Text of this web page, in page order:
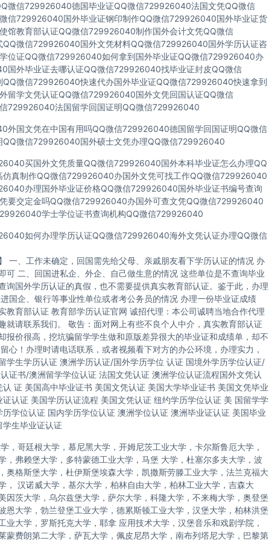
微信729926040德国毕业证QQ微信729926040法国文凭QQ微信
信729926040国外毕业证钢印制作QQ微信729926040国外毕业证货
馆教育部认证QQ微信729926040制作国外会计文凭QQ微信
微信729926040国外文凭材料QQ微信729926040国外学历认证咨
位证QQ微信729926040如何拿到国外毕业证QQ微信729926040办
国外毕业证去哪认证QQ微信729926040找毕业证封皮QQ微信
微信729926040快速代办国外毕业证QQ微信729926040快速拿到
留学文凭认证QQ微信729926040国外文凭回国认证QQ微信
729926040法国留学回国证明QQ微信729926040
外国文凭在中国有用吗QQ微信729926040德国留学回国证明QQ微信
微信729926040国外硕士文凭办理QQ微信729926040
买国外文凭质量QQ微信729926040国外本科毕业证怎么办理QQ
真制作QQ微信729926040办国外文凭可找工作QQ微信729926040
办理国外毕业证价格QQ微信729926040国外毕业证书编号查询
要交定金吗QQ微信729926040办国外可查文凭QQ微信729926040
学士学位证书查询机构QQ微信729926040
如何办理学历认证QQ微信729926040海外文凭认证办理QQ微信
一、工作未确定，回国需先给父母、亲戚朋友看下学历认证的情况 办
可 二、回国进私企、外企、自己做生意的情况 这些单位是不查询毕业
询国外学历认证的真假，也不需要提供真实教育部认证。鉴于此，办理
国企、银行等事业性单位或者考公务员的情况 办理一份毕业证成绩
教育部认证 教育部学历认证官网 诚招代理：本公司诚聘当地合作代理
就请联系我们。 敬告：面对网上有些不良个人中介，真实教育部认证
报价很高，挖坑骗留学学生做和原版差异很大的毕业证和成绩单，却不
心！办理时请电话联系，或者视频看下对方的办公环境，办理实力，
学生学历认证 澳洲学历认证/国外学历学位 认证 国境外学历学位认证/
证书/澳洲留学学位认证 法国文凭认证 澳洲学位认证流程国外文凭认
证 美国高中毕业证书 美国文凭认证 美国大学毕业证书 美国文凭毕业
认证 美国学历认证流程 美国文凭认证 纽约学历学位认证 美 国留学学
学位认证 国内学历学位认证 澳洲学位认证 澳洲毕业证认证 美国毕业
生毕业证认证
，哥廷根大学，慕尼黑大学，开姆尼茨工业大学，卡尔斯鲁厄大学，
，弗赖堡大学，多特蒙德工业大学，马堡 大学，杜塞尔多夫大学，波
奥格斯堡大学，杜伊斯堡埃森大学，凯撒斯劳滕工业大学，法兰克福大
， 汉诺威大学，基尔大学，柏林自由大学，柏林工业大学，吉森大
因茨大学，乌尔兹堡大学，萨尔大学，科隆大学，不来梅大学，奥登堡
恩大学，勃兰登堡工业大学，德累斯顿工业大学，汉堡大学，柏林洪堡
业大学，罗斯托克大学，耶拿 应用技术大学，汉堡音乐和戏剧学院，
蒙费朗第二大学，萨瓦大学，佩皮尼昂大学，南布列塔尼大学，巴黎第